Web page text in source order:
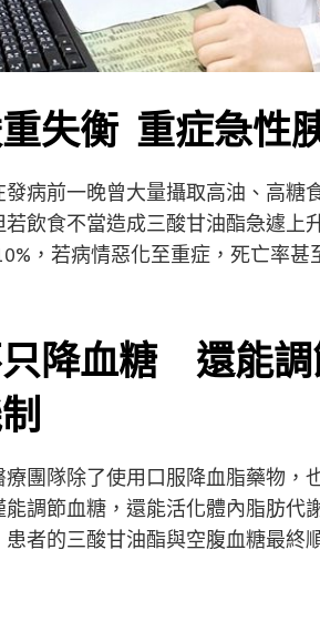
失衡 重症急性
病前一晚曾大量攝取高油、高糖
飲食不當造成三酸甘油酯急遽上
，若病情惡化至重症，死亡率
降血糖 還能調
團隊除了使用口服降血脂藥物，
調節血糖，還能活化體內脂肪代
者的三酸甘油酯與空腹血糖最終